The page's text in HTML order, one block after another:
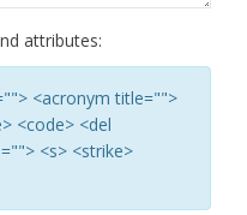
attributes:
<acronym title="">
<code> <del
<s> <strike>